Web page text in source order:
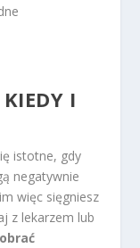
I
istotne, gdy
negatywnie
więc sięgniesz
z lekarzem lub